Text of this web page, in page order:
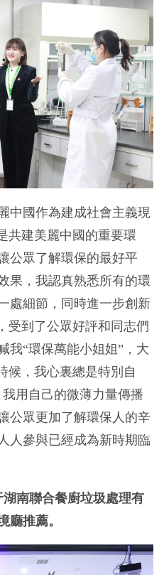
國作為建成社會主義現
共建美麗中國的重要環
公眾了解環保的最好平
果，我認真熟悉所有的環
處細節，同時進一步創新
受到了公眾好評和同志們
我“環保萬能小姐姐”，大
候，我心裏總是特別自
用自己的微薄力量傳播
公眾更加了解環保人的辛
人參與已經成為新時期臨
南聯合餐廚垃圾處理有
廳推薦。